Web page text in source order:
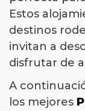
Estos
destinos
invitan a
disfrutar de
A
los mejores